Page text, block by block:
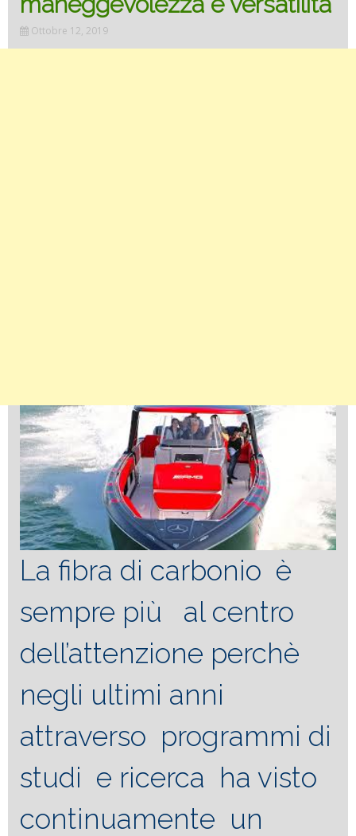
Ottobre 12, 2019
La fibra di carbonio è
sempre più al centro
dell’attenzione perchè
negli ultimi anni
attraverso programmi di
studi e ricerca ha visto
continuamente un